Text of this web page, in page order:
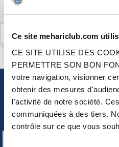
Ce site mehariclub.com
CE SITE UTILISE DES
PERMETTRE SON BON
votre navigation, visionner
obtenir des mesures
l'activité de notre société.
communiquées à des tiers.
contrôle sur ce que vous
AVIS CLIENTS (1)
nos offres promos